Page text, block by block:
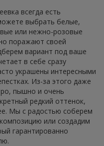
всегда есть
выбрать белые,
или нежно-розовые
поражают своей
вариант под ваше
в себе сразу
украшены интересными
Из-за этого даже
пышно и очень
редкий оттенок,
Мы с радостью соберем
или создадим
гарантированно